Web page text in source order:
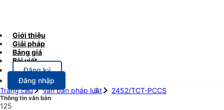
Giới thiệu
Giải pháp
Bảng giá
Bài viết
Đăng ký
Đăng nhập
Trang chủ
Văn bản pháp luật 2452/TCT-PCCS
Thông tin văn bản
125